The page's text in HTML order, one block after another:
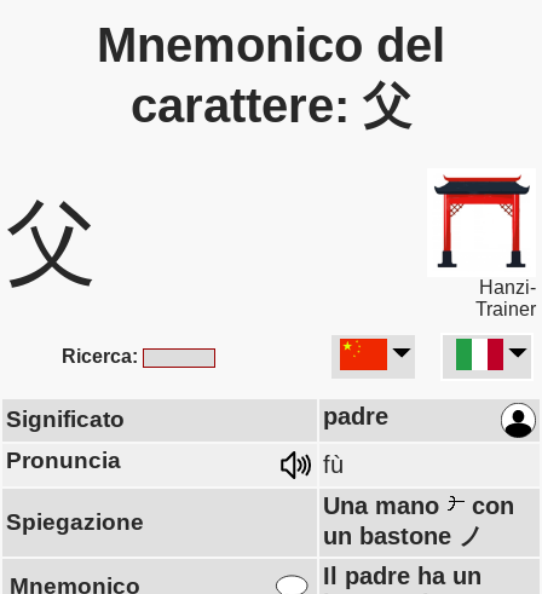
Mnemonico del
carattere: 父
父
Hanzi-
Trainer
Ricerca:
Significato padre
Pronuncia fù
Spiegazione
Una mano
con
un bastone ノ
Mnemonico
Il padre ha un